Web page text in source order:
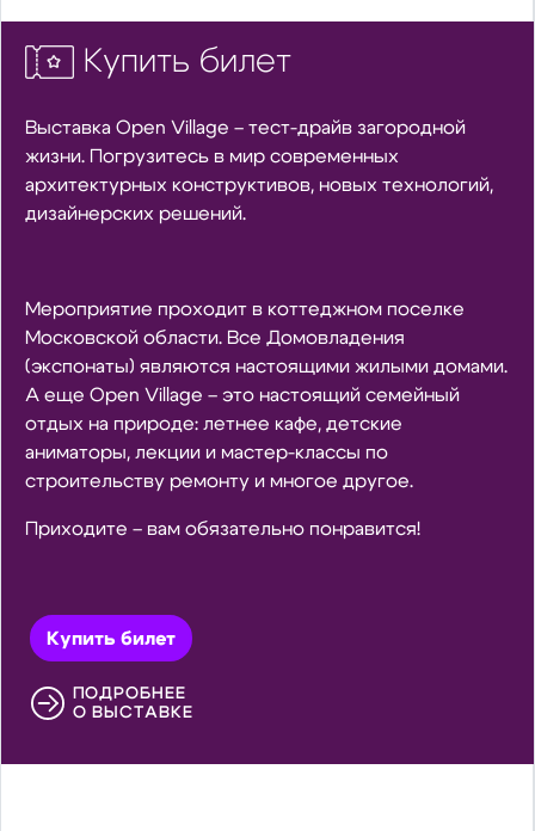
Купить билет
Выставка Open Village – тест-драйв загородной
жизни. Погрузитесь в мир современных
архитектурных конструктивов, новых технологий,
дизайнерских решений.
Мероприятие проходит в коттеджном поселке
Московской области. Все Домовладения
(экспонаты) являются настоящими жилыми домами.
А еще Open Village – это настоящий семейный
отдых на природе: летнее кафе, детские
аниматоры, лекции и мастер-классы по
строительству ремонту и многое другое.
Приходите – вам обязательно понравится!
Купить билет
ПОДРОБНЕЕ
О ВЫСТАВКЕ